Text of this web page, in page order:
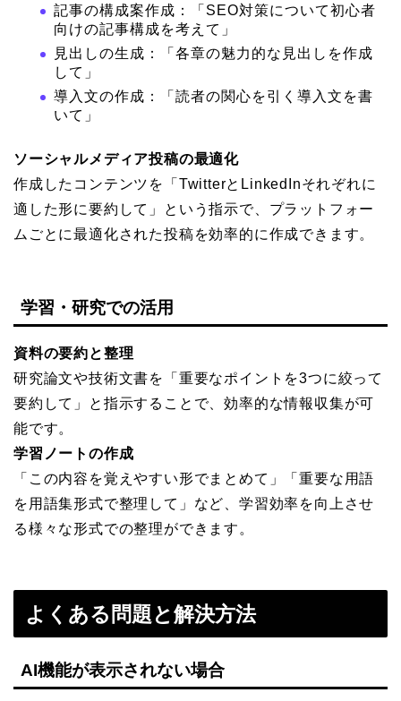
記事の構成案作成：「SEO対策について初心者
向けの記事構成を考えて」
見出しの生成：「各章の魅力的な見出しを作成
して」
導入文の作成：「読者の関心を引く導入文を書
いて」
ソーシャルメディア投稿の最適化
作成したコンテンツを「TwitterとLinkedInそれぞれに
適した形に要約して」という指示で、プラットフォー
ムごとに最適化された投稿を効率的に作成できます。
学習・研究での活用
資料の要約と整理
研究論文や技術文書を「重要なポイントを3つに絞って
要約して」と指示することで、効率的な情報収集が可
能です。
学習ノートの作成
「この内容を覚えやすい形でまとめて」「重要な用語
を用語集形式で整理して」など、学習効率を向上させ
る様々な形式での整理ができます。
よくある問題と解決方法
AI機能が表示されない場合